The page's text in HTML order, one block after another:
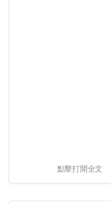
點擊打開全文